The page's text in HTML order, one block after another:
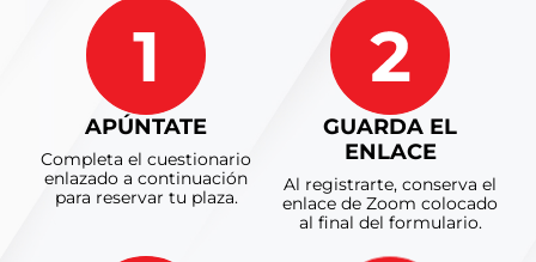
APÚNTATE
Completa el cuestionario
enlazado a continuación
para reservar tu plaza.
GUARDA EL
ENLACE
Al registrarte, conserva el
enlace de Zoom colocado
al final del formulario.